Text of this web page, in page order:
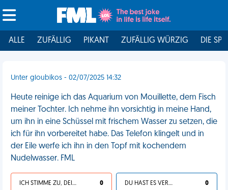
ALLE ZUFÄLLIG PIKANT ZUFÄLLIG WÜRZIG DIE
Unter gloubikos - 02/07/2025 14:32
Heute reinige ich das Aquarium von Mouillette, dem Fisch
meiner Tochter. Ich nehme ihn vorsichtig in meine Hand,
um ihn in eine Schüssel mit frischem Wasser zu setzen, die
ich für ihn vorbereitet habe. Das Telefon klingelt und in
der Eile werfe ich ihn in den Topf mit kochendem
Nudelwasser. FML
ICH STIMME ZU, DEIN LEBEN IST SCHEISSE 0 DU HAST ES VERDIENT 0